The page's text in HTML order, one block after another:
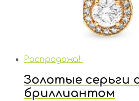
Распродажа!
Золотые серьги
бриллиантом